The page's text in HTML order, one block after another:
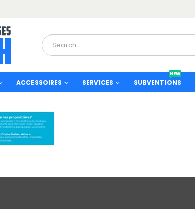
ACCESSOIRES SERVICES SUBVENTIONS
NEW